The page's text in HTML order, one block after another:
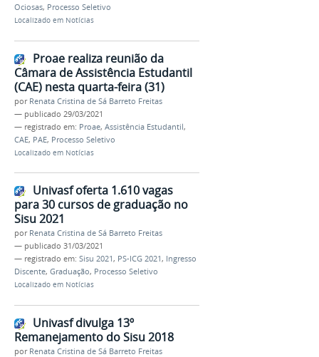
Ociosas, Processo Seletivo
Localizado em Notícias
Proae realiza reunião da
Câmara de Assistência Estudantil
(CAE) nesta quarta-feira (31)
por Renata Cristina de Sá Barreto Freitas
— publicado 29/03/2021
— registrado em: Proae, Assistência Estudantil,
CAE, PAE, Processo Seletivo
Localizado em Notícias
Univasf oferta 1.610 vagas
para 30 cursos de graduação no
Sisu 2021
por Renata Cristina de Sá Barreto Freitas
— publicado 31/03/2021
— registrado em: Sisu 2021, PS-ICG 2021, Ingresso
Discente, Graduação, Processo Seletivo
Localizado em Notícias
Univasf divulga 13º
Remanejamento do Sisu 2018
por Renata Cristina de Sá Barreto Freitas